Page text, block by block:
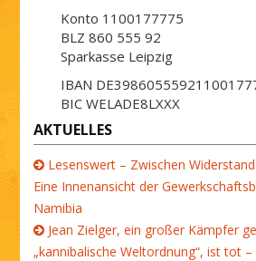
Konto 1100177775
BLZ 860 555 92
Sparkasse Leipzig
IBAN
BIC WELADE8LXXX
AKTUELLES
Lesenswert – Zwischen
Eine Innenansicht der
Namibia
Jean Zielger, ein großer Kämpfer
„kannibalische Weltordnung“, ist tot